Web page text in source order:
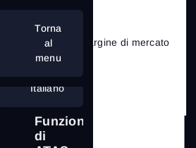
Funzionalità
di
Italiano
Torna
al
menu
con un Margine di mercato